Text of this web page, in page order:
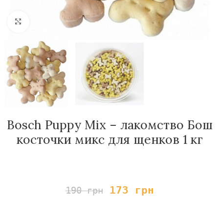
Нажмите, чтобы увеличить
Bosch Puppy Mix – лакомство Бош
косточки микс для щенков 1 кг
190грн 173 грн